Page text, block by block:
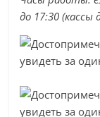
до 17:30 (кассы